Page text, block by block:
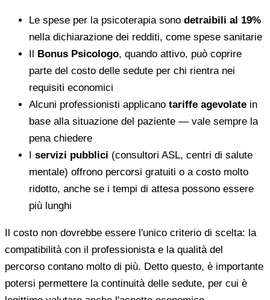
Le spese per la psicoterapia sono detraibili al 19%
nella dichiarazione dei redditi, come spese sanitarie
Il Bonus Psicologo, quando attivo, può coprire
parte del costo delle sedute per chi rientra nei
requisiti economici
Alcuni professionisti applicano tariffe agevolate in
base alla situazione del paziente — vale sempre la
pena chiedere
I servizi pubblici (consultori ASL, centri di salute
mentale) offrono percorsi gratuiti o a costo molto
ridotto, anche se i tempi di attesa possono essere
più lunghi
Il costo non dovrebbe essere l'unico criterio di scelta: la
compatibilità con il professionista e la qualità del
percorso contano molto di più. Detto questo, è importante
potersi permettere la continuità delle sedute, per cui è